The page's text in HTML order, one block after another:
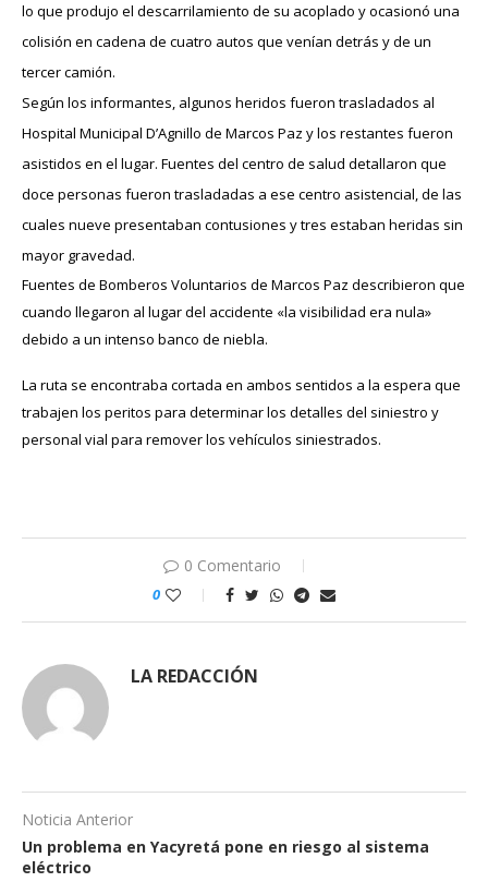
lo que produjo el descarrilamiento de su acoplado y ocasionó una
colisión en cadena de cuatro autos que venían detrás y de un
tercer camión.
Según los informantes, algunos heridos fueron trasladados al
Hospital Municipal D’Agnillo de Marcos Paz y los restantes fueron
asistidos en el lugar. Fuentes del centro de salud detallaron que
doce personas fueron trasladadas a ese centro asistencial, de las
cuales nueve presentaban contusiones y tres estaban heridas sin
mayor gravedad.
Fuentes de Bomberos Voluntarios de Marcos Paz describieron que
cuando llegaron al lugar del accidente «la visibilidad era nula»
debido a un intenso banco de niebla.
La ruta se encontraba cortada en ambos sentidos a la espera que
trabajen los peritos para determinar los detalles del siniestro y
personal vial para remover los vehículos siniestrados.
0 Comentario
0
LA REDACCIÓN
Noticia Anterior
Un problema en Yacyretá pone en riesgo al sistema
eléctrico